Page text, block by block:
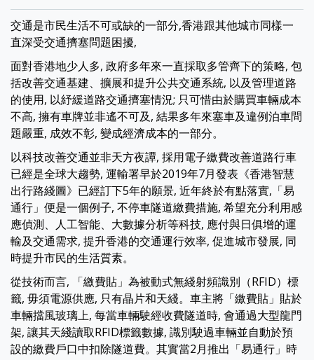
交通是市民生活不可或缺的一部分,香港跟其他城市同樣一
直深受交通擠塞問題困擾,
面對香港地少人多, 政府多年來一直採取多管齊下的策略, 包
括改善交通基建、擴展和提升公共交通系統, 以及管理道路
的使用, 以紓緩道路交通擠塞情況; 只可惜由於購買車輛成本
不高, 擁有車牌並非遙不可及, 結果多年來塞車及違例泊車問
題嚴重, 成效不彰, 變成經濟成本的一部分。
以科技改善交通並非天方夜譚, 採用電子繳費改善道路行車
已經是全球大趨勢, 運輸署早於2019年7月發表《香港智慧
出行路綫圖》已經訂下5年的願景, 近年終於有點落實,「易
通行」便是一個例子, 不停車隧道繳費措施, 希望充分利用感
應偵測、人工智能、大數據分析等科技, 應付與日俱增的運
輸及交通需求, 提升香港的交通運行效率, 促進城市發展, 同
時提升市民的生活質素。
從技術而言, 「繳費貼」為被動式無綫射頻識別（RFID）標
籤, 毋須電源供應, 只有晶片和天綫。車主將「繳費貼」貼於
車輛擋風玻璃上, 每當車輛駛經收費隧道時, 會通過大型龍門
架, 讓其天綫讀取RFID標籤數據, 識別駛過車輛並自動於預
設的繳費戶口中扣除隧道費。其實當2月推出「易通行」時